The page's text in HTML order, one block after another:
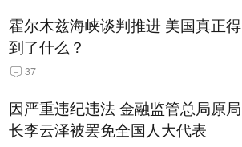
霍尔木兹海峡谈判推进 美国真正得
到了什么？
37
因严重违纪违法 金融监管总局原局
长李云泽被罢免全国人大代表